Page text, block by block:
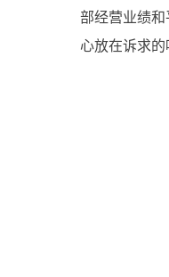
部经营业绩
心放在诉求